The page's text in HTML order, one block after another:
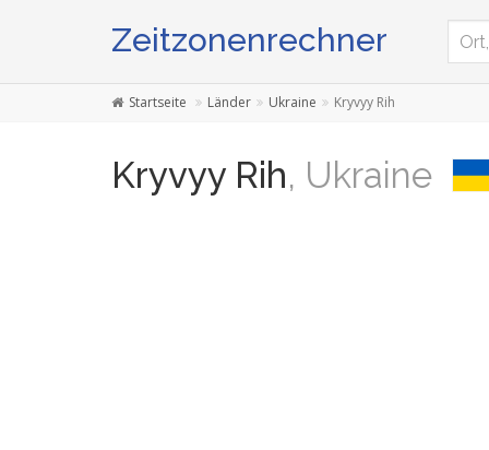
Zeitzonenrechner
Startseite Länder Ukraine Kryvyy Rih
Kryvyy Rih, Ukraine